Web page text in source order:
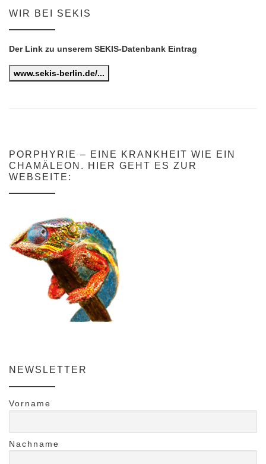
WIR BEI SEKIS
Der Link zu unserem SEKIS-Datenbank Eintrag
www.sekis-berlin.de/...
PORPHYRIE – EINE KRANKHEIT WIE EIN
CHAMÄLEON. HIER GEHT ES ZUR
WEBSEITE:
NEWSLETTER
Vorname
Nachname